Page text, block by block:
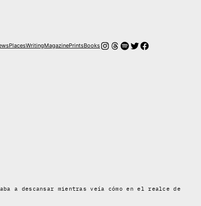
PlacesWritingMagazinePrintsBooksInstagram
Hilos
Spotify
Twitter
Facebook
a descansar mientras veía cómo en el realce de